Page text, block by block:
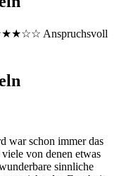
Anspruchsvoll
war schon immer das
von denen etwas
sinnliche